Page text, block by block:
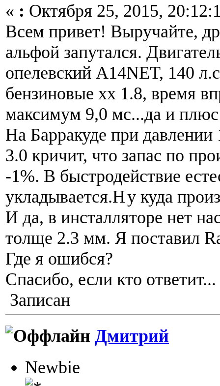
« : Октября 25, 2015,
Всем привет! Выручайте,
альфой запутался.
опелевский A14NET, 140
бензиновые хх 1.8, время
максимум 9,0 мс...да и
На Барракуде при давлении
3.0 кричит, что запас по
-1%. В быстродействие
укладывается.Ну куда
И да, в инсталляторе нет
толще 2.3 мм. Я поставил
Где я ошибся?
Спасибо, если кто ответит...
Записан
Дмитрий
Newbie